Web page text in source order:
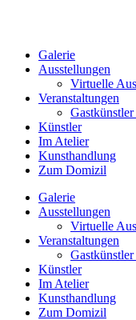
Galerie
Ausstellungen
Virtuelle
Veranstaltungen
Künstler
Im Atelier
Kunsthandlung
Zum Domizil
Galerie
Ausstellungen
Virtuelle
Veranstaltungen
Künstler
Im Atelier
Kunsthandlung
Zum Domizil